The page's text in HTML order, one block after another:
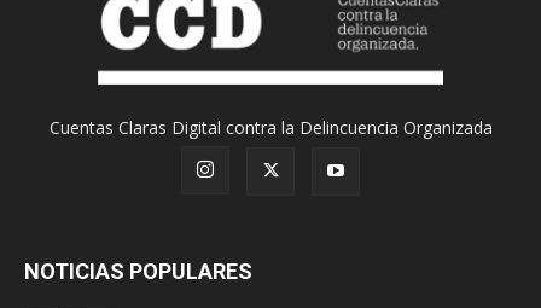
Cuentas Claras Digital contra la Delincuencia Organizada
NOTICIAS POPULARES